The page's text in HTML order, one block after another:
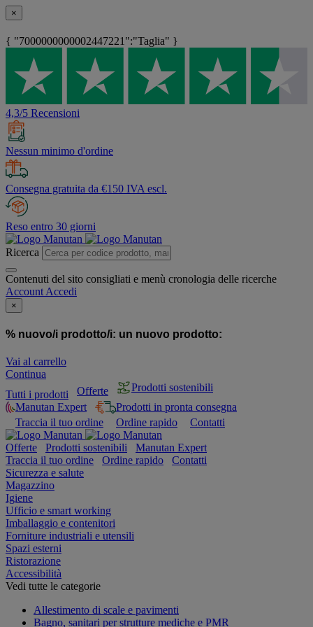
×
{ "7000000000002447221":"Taglia" }
4,3/5 Recensioni
Nessun minimo d'ordine
Consegna gratuita da €150 IVA escl.
Reso entro 30 giorni
Ricerca
Contenuti del sito consigliati e menù cronologia delle ricerche
Account Accedi
×
% nuovo/i prodotto/i: un nuovo prodotto:
Vai al carrello
Continua
Tutti i prodotti
Offerte
Prodotti sostenibili
Manutan Expert
Prodotti in pronta consegna
Traccia il tuo ordine
Ordine rapido Contatti
Offerte Prodotti sostenibili
Manutan Expert
Traccia il tuo ordine
Ordine rapido
Contatti
Sicurezza e salute
Magazzino
Igiene
Ufficio e smart working
Imballaggio e contenitori
Forniture industriali e utensili
Spazi esterni
Ristorazione
Accessibilità
Vedi tutte le categorie
Allestimento di scale e pavimenti
Bagno, sanitari per strutture mediche e PMR